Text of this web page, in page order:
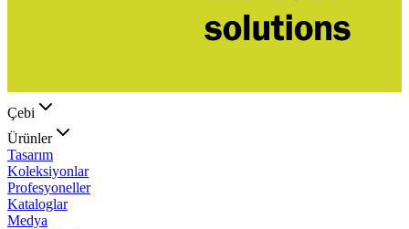
Çebi
Ürünler
Tasarım
Koleksiyonlar
Profesyoneller
Kataloglar
Medya